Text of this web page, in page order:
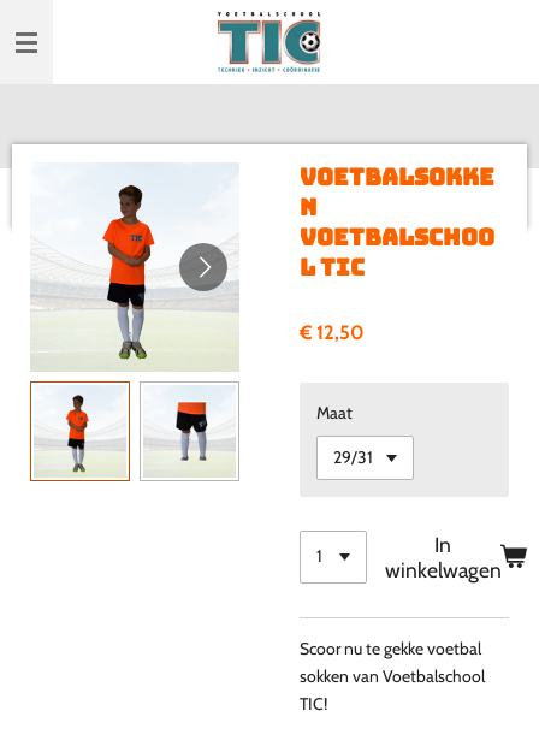
direct
Voetbalsokke
n
Voetbalschoo
l TIC
€ 12,50
Maat
In
winkelwagen
Scoor nu te gekke voetbal
sokken van Voetbalschool
TIC!